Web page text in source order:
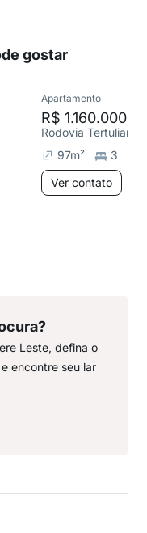
gostar
Apartamento
R$ 1.160.000
97m² 3
Ver contato
Leste, defina o
encontre seu lar